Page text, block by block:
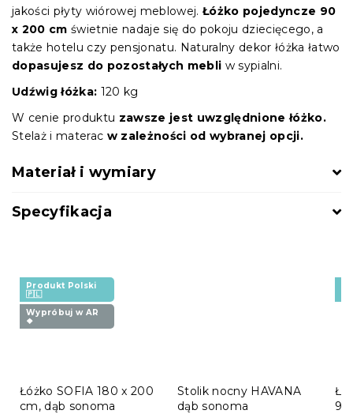
jakości płyty wiórowej meblowej. Łóżko pojedyncze 90
x 200 cm świetnie nadaje się do pokoju dziecięcego, a
także hotelu czy pensjonatu. Naturalny dekor łóżka łatwo
dopasujesz do pozostałych mebli w sypialni.
Udźwig łóżka: 120 kg
W cenie produktu zawsze jest uwzględnione łóżko.
Stelaż i materac w zależności od wybranej opcji.
Materiał i wymiary
Specyfikacja
Produkt Polski
🇵🇱
Wypróbuj w AR
❖
Łóżko SOFIA 180 x 200
cm, dąb sonoma
Stolik nocny HAVANA
dąb sonoma
90